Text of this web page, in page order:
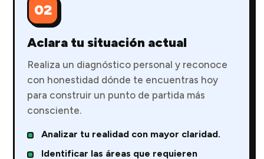
02
Aclara tu situación actual
Realiza un diagnóstico personal y reconoce
con honestidad dónde te encuentras hoy
para construir un punto de partida más
consciente.
Analizar tu realidad con mayor claridad.
Identificar las áreas que requieren